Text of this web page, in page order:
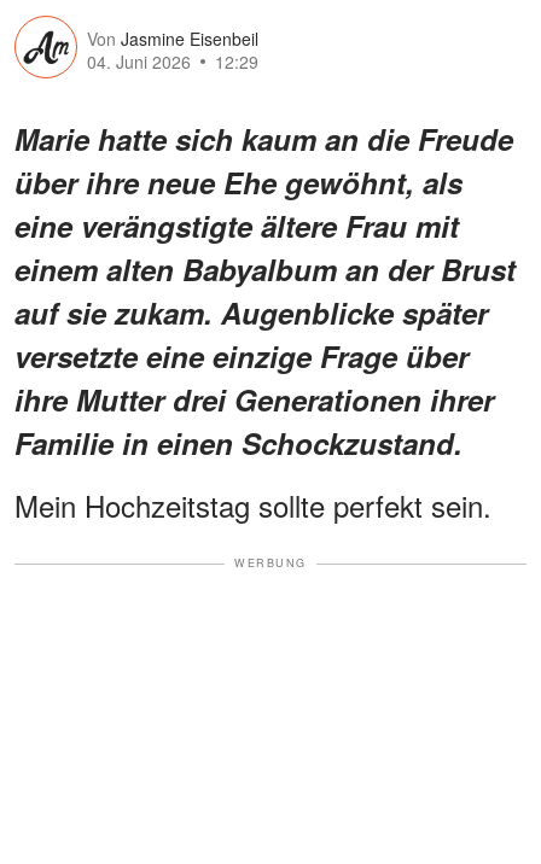
Von Jasmine Eisenbeil
04. Juni 2026
12:29
Marie hatte sich kaum an die Freude
über ihre neue Ehe gewöhnt, als
eine verängstigte ältere Frau mit
einem alten Babyalbum an der Brust
auf sie zukam. Augenblicke später
versetzte eine einzige Frage über
ihre Mutter drei Generationen ihrer
Familie in einen Schockzustand.
Mein Hochzeitstag sollte perfekt sein.
WERBUNG